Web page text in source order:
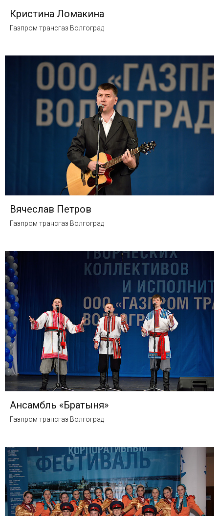
Кристина Ломакина
Газпром трансгаз Волгоград
Вячеслав Петров
Газпром трансгаз Волгоград
Ансамбль «Братыня»
Газпром трансгаз Волгоград